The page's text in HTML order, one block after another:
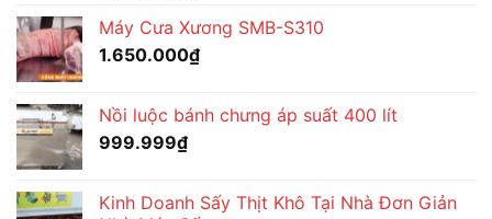
Máy Cưa Xương SMB-S310
1.650.000₫
Nồi luộc bánh chưng áp suất 400 lít
999.999₫
Kinh Doanh Sấy Thịt Khô Tại Nhà Đơn Giản